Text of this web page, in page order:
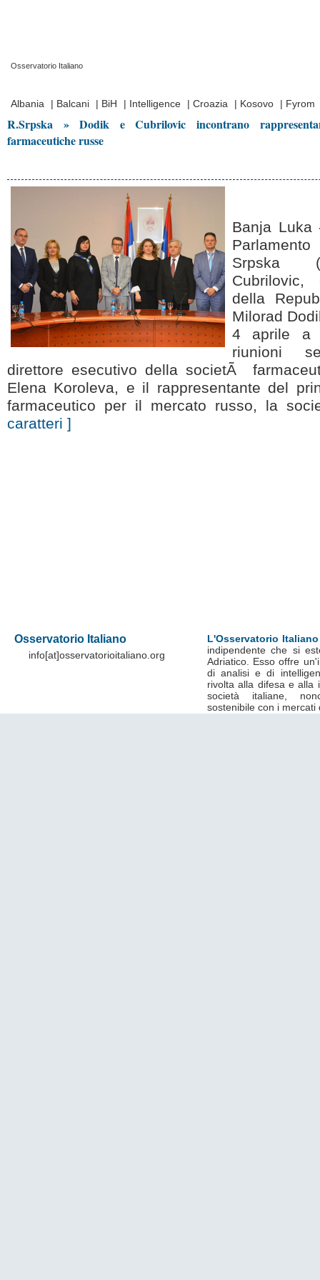
Osservatorio Italiano
Albania
| Balcani | BiH | Intelligence | Croazia | Kosovo | Fyrom
R.Srpska » Dodik e Cubrilovic incontrano
farmaceutiche russe
Banja Luka
Srpska
della
Milorad
4 aprile a
riunioni
direttore esecutivo della societÃ
Elena Koroleva, e il rappresentante del
farmaceutico per il mercato russo, la
caratteri ]
Osservatorio Italiano
info[at]osservatorioitaliano.org
L'Osservatorio Italiano
indipendente che si
Adriatico. Esso offre
di analisi e di
rivolta alla difesa e alla
società italiane,
sostenibile con i mercati